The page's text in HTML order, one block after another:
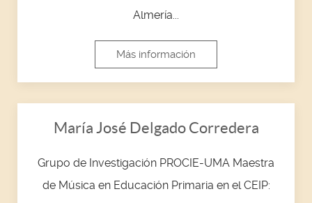
Almería...
Más información
María José Delgado Corredera
Grupo de Investigación PROCIE-UMA Maestra
de Música en Educación Primaria en el CEIP: